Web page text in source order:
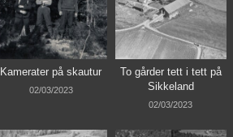
Kamerater på skautur
02/03/2023
To gårder tett i tett på
Sikkeland
02/03/2023